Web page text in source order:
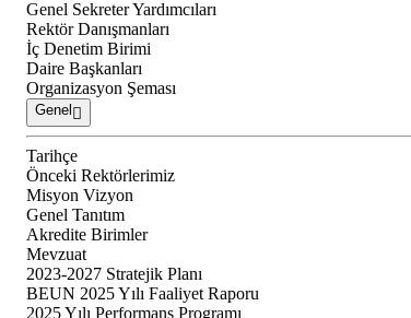
Genel Sekreter Yardımcıları
Rektör Danışmanları
İç Denetim Birimi
Daire Başkanları
Organizasyon Şeması
Genel
Tarihçe
Önceki Rektörlerimiz
Misyon Vizyon
Genel Tanıtım
Akredite Birimler
Mevzuat
2023-2027 Stratejik Planı
BEUN 2025 Yılı Faaliyet Raporu
2025 Yılı Performans Programı